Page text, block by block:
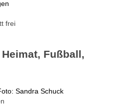
frei
Heimat, Fußball,